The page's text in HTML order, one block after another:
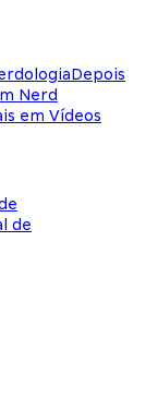
Depois
Nerd
em Vídeos
de